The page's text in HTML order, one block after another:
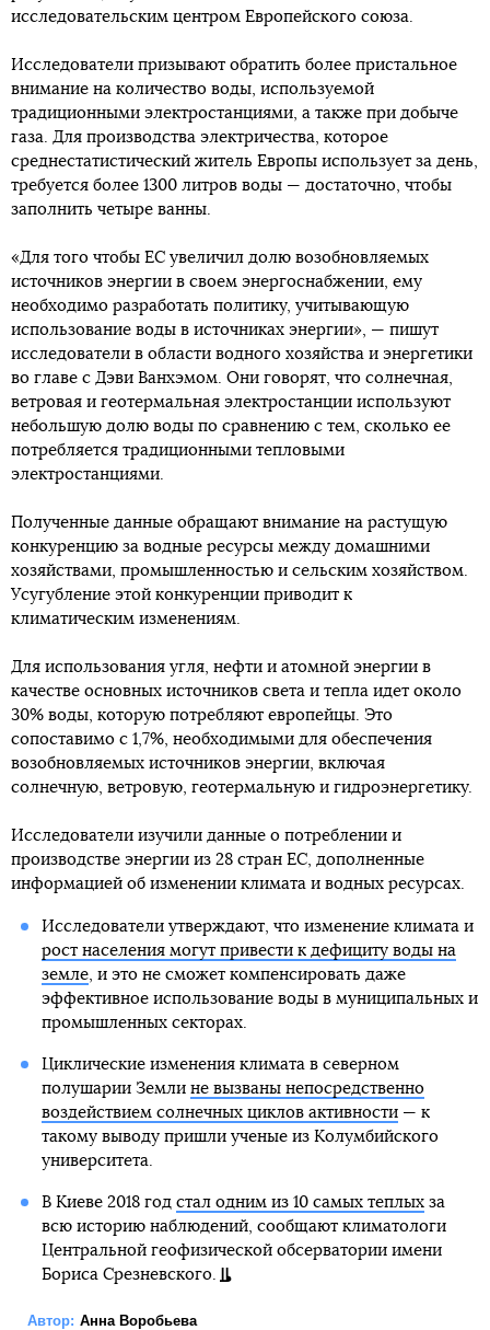
исследовательским центром Европейского союза.
Исследователи призывают обратить более пристальное
внимание на количество воды, используемой
традиционными электростанциями, а также при добыче
газа. Для производства электричества, которое
среднестатистический житель Европы использует за день,
требуется более 1300 литров воды — достаточно, чтобы
заполнить четыре ванны.
«Для того чтобы ЕС увеличил долю возобновляемых
источников энергии в своем энергоснабжении, ему
необходимо разработать политику, учитывающую
использование воды в источниках энергии», — пишут
исследователи в области водного хозяйства и энергетики
во главе с Дэви Ванхэмом. Они говорят, что солнечная,
ветровая и геотермальная электростанции используют
небольшую долю воды по сравнению с тем, сколько ее
потребляется традиционными тепловыми
электростанциями.
Полученные данные обращают внимание на растущую
конкуренцию за водные ресурсы между домашними
хозяйствами, промышленностью и сельским хозяйством.
Усугубление этой конкуренции приводит к
климатическим изменениям.
Для использования угля, нефти и атомной энергии в
качестве основных источников света и тепла идет около
30% воды, которую потребляют европейцы. Это
сопоставимо с 1,7%, необходимыми для обеспечения
возобновляемых источников энергии, включая
солнечную, ветровую, геотермальную и гидроэнергетику.
Исследователи изучили данные о потреблении и
производстве энергии из 28 стран ЕС, дополненные
информацией об изменении климата и водных ресурсах.
Исследователи утверждают, что изменение климата и
рост населения могут привести к дефициту воды на
земле, и это не сможет компенсировать даже
эффективное использование воды в муниципальных и
промышленных секторах.
Циклические изменения климата в северном
полушарии Земли не вызваны непосредственно
воздействием солнечных циклов активности— к
такому выводу пришли ученые из Колумбийского
университета.
В Киеве 2018 год стал одним из 10 самых теплыхза
всю историю наблюдений, сообщают климатологи
Центральной геофизической обсерватории имени
Бориса Срезневского.
Автор: Анна Воробьева